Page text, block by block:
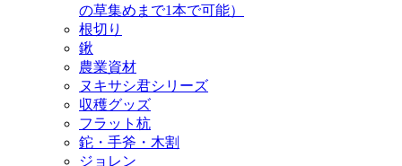
の草集めまで1本で可能）
根切り
鍬
農業資材
ヌキサシ君シリーズ
収穫グッズ
フラット杭
鉈・手斧・木割
ジョレン